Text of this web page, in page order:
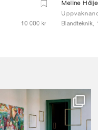
10 000 kr
Meline
Blandteknik,